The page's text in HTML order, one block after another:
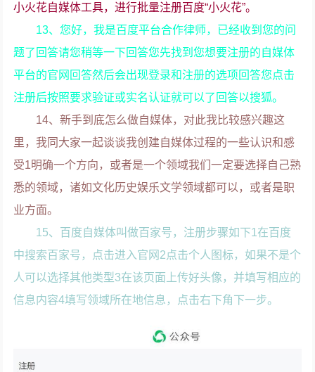
小火花自媒体工具，进行批量注册百度“小火花”。
13、您好，我是百度平台合作律师，已经收到您的问
题了回答请您稍等一下回答您先找到您想要注册的自媒体
平台的官网回答然后会出现登录和注册的选项回答您点击
注册后按照要求验证或实名认证就可以了回答以搜狐。
14、新手到底怎么做自媒体，对此我比较感兴趣这
里，我同大家一起谈谈我创建自媒体过程的一些认识和感
受1明确一个方向，或者是一个领域我们一定要选择自己熟
悉的领域，诸如文化历史娱乐文学领域都可以，或者是职
业方面。
15、百度自媒体叫做百家号，注册步骤如下1在百度
中搜索百家号，点击进入官网2点击个人图标，如果不是个
人可以选择其他类型3在该页面上传好头像，并填写相应的
信息内容4填写领域所在地信息，点击右下角下一步。